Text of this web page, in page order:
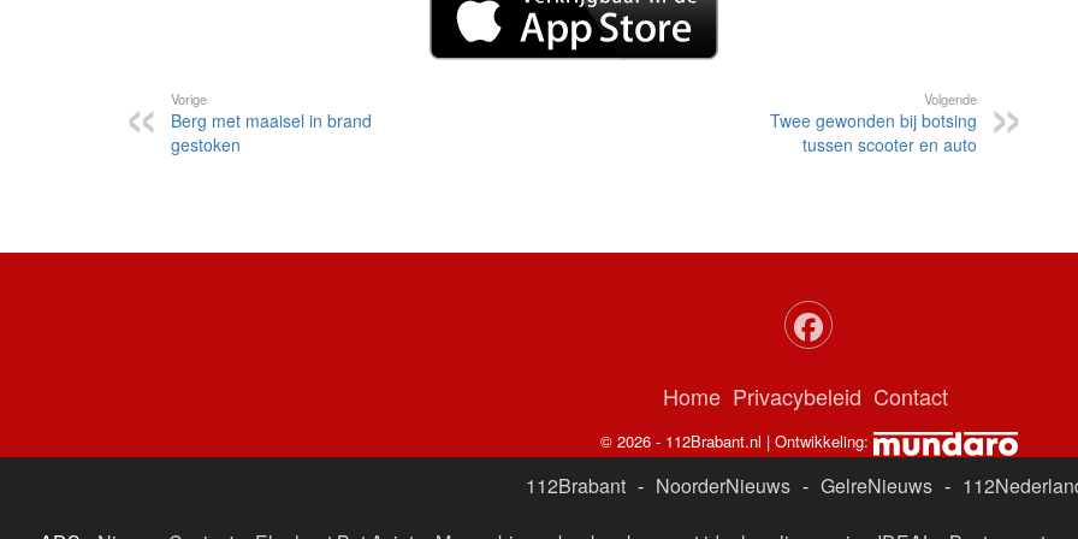
Vorige
Berg met maaisel in brand
gestoken
Volgende
Twee gewonden bij botsing
tussen scooter en auto
Home Privacybeleid Contact
© 2026 - 112Brabant.nl | Ontwikkeling:
112Brabant - NoorderNieuws - GelreNieuws -